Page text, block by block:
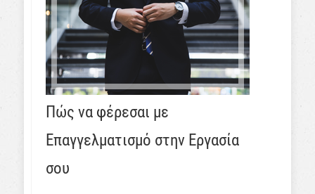
Πώς να φέρεσαι με
Επαγγελματισμό στην Εργασία
σου